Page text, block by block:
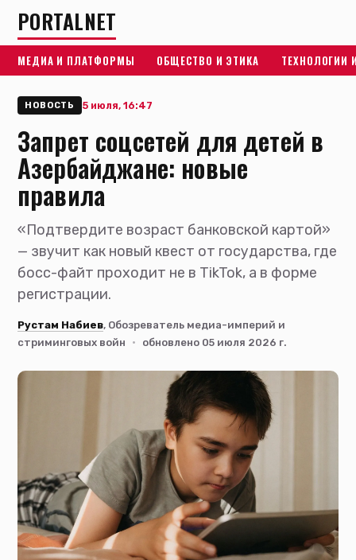
PORTALNET
МЕДИА И ПЛАТФОРМЫ ОБЩЕСТВО И ЭТИКА ТЕХНОЛОГИИ
НОВОСТЬ 5 июля, 16:47
Запрет соцсетей для детей в
Азербайджане: новые
правила
«Подтвердите возраст банковской картой»
— звучит как новый квест от государства, где
босс-файт проходит не в TikTok, а в форме
регистрации.
Рустам Набиев, Обозреватель медиа-империй и
стриминговых войн
· обновлено 05 июля 2026 г.